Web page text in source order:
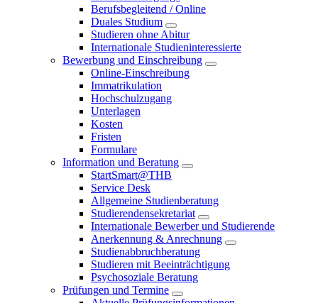
Berufsbegleitend / Online
Duales Studium
Studieren ohne Abitur
Internationale Studieninteressierte
Bewerbung und Einschreibung
Online-Einschreibung
Immatrikulation
Hochschulzugang
Unterlagen
Kosten
Fristen
Formulare
Information und Beratung
StartSmart@THB
Service Desk
Allgemeine Studienberatung
Studierendensekretariat
Internationale Bewerber und Studierende
Anerkennung & Anrechnung
Studienabbruchberatung
Studieren mit Beeinträchtigung
Psychosoziale Beratung
Prüfungen und Termine